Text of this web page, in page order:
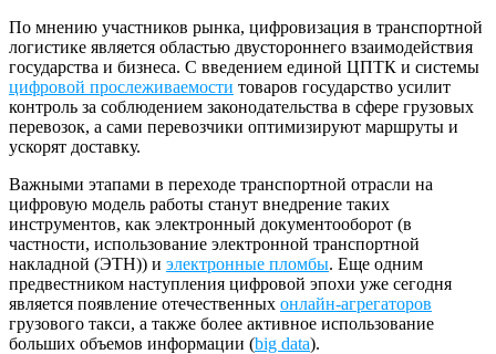
По мнению участников рынка, цифровизация в транспортной
логистике является областью двустороннего взаимодействия
государства и бизнеса. С введением единой ЦПТК и системы
цифровой прослеживаемости товаров государство усилит
контроль за соблюдением законодательства в сфере грузовых
перевозок, а сами перевозчики оптимизируют маршруты и
ускорят доставку.
Важными этапами в переходе транспортной отрасли на
цифровую модель работы станут внедрение таких
инструментов, как электронный документооборот (в
частности, использование электронной транспортной
накладной (ЭТН)) и электронные пломбы. Еще одним
предвестником наступления цифровой эпохи уже сегодня
является появление отечественных онлайн-агрегаторов
грузового такси, а также более активное использование
больших объемов информации (big data).